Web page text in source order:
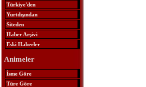
Türkiye'den
Yurtdışından
Siteden
Haber Arşivi
Eski Haberler
Animeler
İsme Göre
Türe Göre